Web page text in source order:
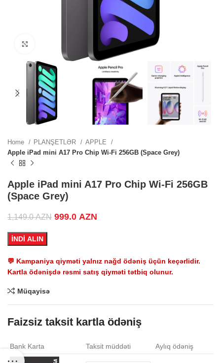
Home PLANŞETLƏR
APPLE
Apple iPad mini A17 Pro Chip Wi-Fi 256GB (Space Grey)
Apple iPad mini A17 Pro Chip Wi-Fi 256GB
(Space Grey)
1,149.0AZN Original price was: 1,149.0 AZN.
999.0 AZN
İNDİ ALIN
💬 Kampaniya qiyməti yalnız nağd ödəniş üçün keçərlidir.
Kartla ödənişdə rəsmi satış qiyməti tətbiq olunur.
Müqayisə
Faizsiz taksit kartla ödəniş
Bank Karta Taksit müddəti Aylıq ödəniş